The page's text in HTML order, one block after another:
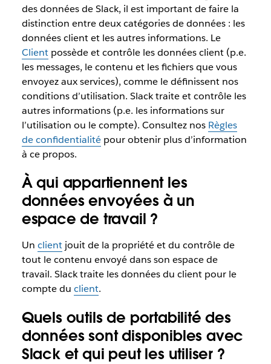
des données de Slack, il est important de faire la
distinction entre deux catégories de données : les
données client et les autres informations. Le
Clientpossède et contrôle les données client (p.e.
les messages, le contenu et les fichiers que vous
envoyez aux services), comme le définissent nos
conditions d’utilisation. Slack traite et contrôle les
autres informations (p.e. les informations sur
l’utilisation ou le compte). Consultez nos Règles
de confidentialitépour obtenir plus d’information
à ce propos.
À qui appartiennent les
données envoyées à un
espace de travail ?
Un clientjouit de la propriété et du contrôle de
tout le contenu envoyé dans son espace de
travail. Slack traite les données du client pour le
compte du client.
Quels outils de portabilité des
données sont disponibles avec
Slack et qui peut les utiliser ?